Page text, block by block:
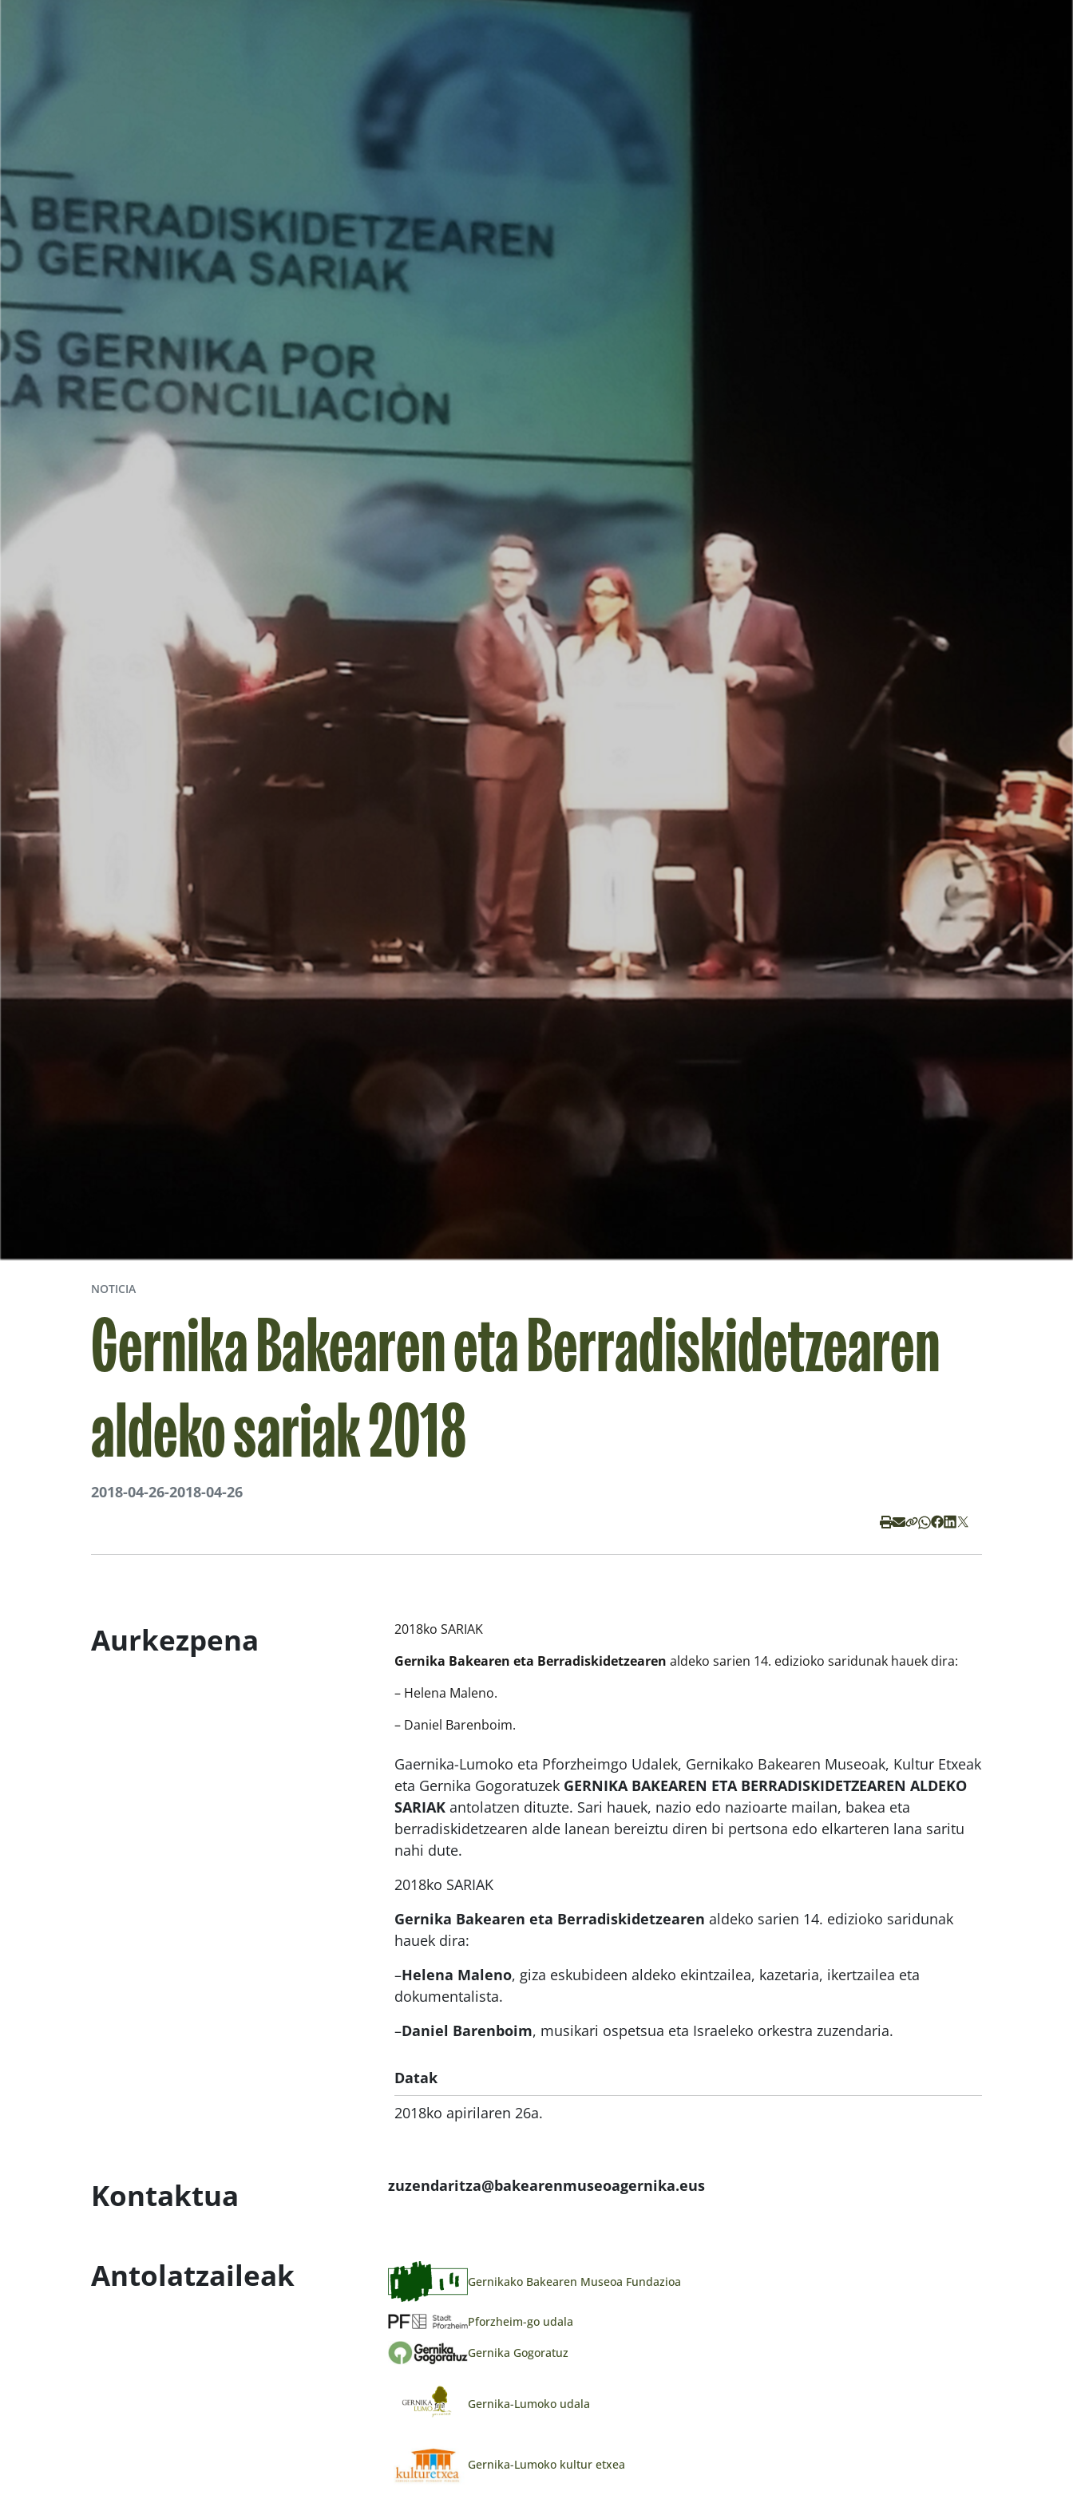
NOTICIA
Gernika Bakearen eta Berradiskidetzearen
aldeko sariak 2018
2018-04-26-2018-04-26
Aurkezpena
2018ko SARIAK
Gernika Bakearen eta Berradiskidetzearen aldeko sarien 14. edizioko saridunak hauek dira:
– Helena Maleno.
– Daniel Barenboim.
Gaernika-Lumoko eta Pforzheimgo Udalek, Gernikako Bakearen Museoak, Kultur Etxeak
eta Gernika Gogoratuzek GERNIKA BAKEAREN ETA BERRADISKIDETZEAREN ALDEKO
SARIAK antolatzen dituzte. Sari hauek, nazio edo nazioarte mailan, bakea eta
berradiskidetzearen alde lanean bereiztu diren bi pertsona edo elkarteren lana saritu
nahi dute.
2018ko SARIAK
Gernika Bakearen eta Berradiskidetzearen aldeko sarien 14. edizioko saridunak
hauek dira:
–Helena Maleno, giza eskubideen aldeko ekintzailea, kazetaria, ikertzailea eta
dokumentalista.
–Daniel Barenboim, musikari ospetsua eta Israeleko orkestra zuzendaria.
Datak
2018ko apirilaren 26a.
Kontaktua zuzendaritza@bakearenmuseoagernika.eus
Antolatzaileak Gernikako Bakearen Museoa Fundazioa
Pforzheim-go udala
Gernika Gogoratuz
Gernika-Lumoko udala
Gernika-Lumoko kultur etxea